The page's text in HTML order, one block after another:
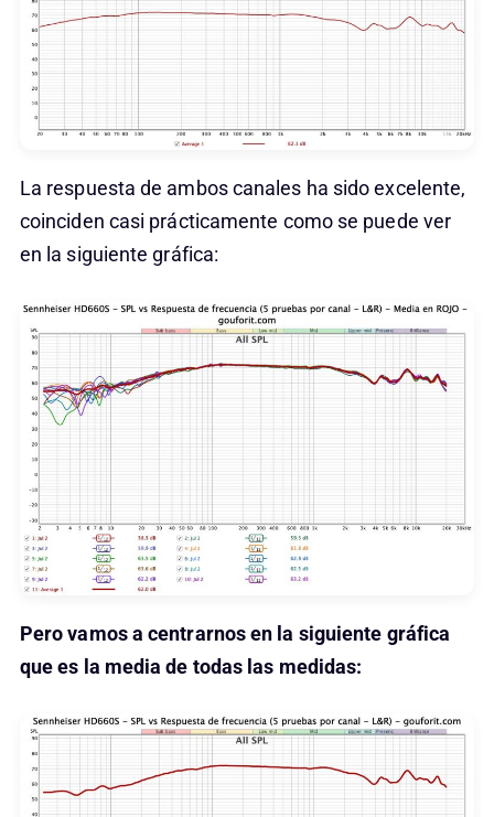
La respuesta de ambos canales ha sido excelente,
coinciden casi prácticamente como se puede ver
en la siguiente gráfica:
Pero vamos a centrarnos en la siguiente gráfica
que es la media de todas las medidas: